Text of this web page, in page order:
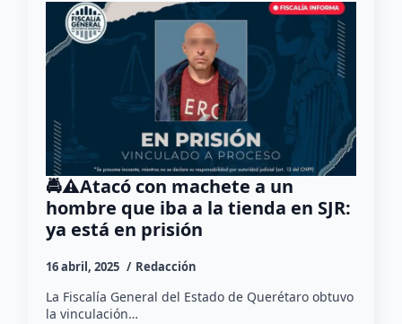
🚔⚠️Atacó con machete a un
hombre que iba a la tienda en SJR:
ya está en prisión
16 abril, 2025 Redacción
La Fiscalía General del Estado de Querétaro obtuvo
la vinculación…